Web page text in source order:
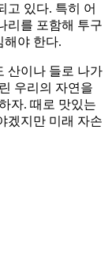
고 있다. 특히 어
리를 포함해 투구
해야 한다.
산이나 들로 나가
우리의 자연을
자. 때로 맛있는
겠지만 미래 자손